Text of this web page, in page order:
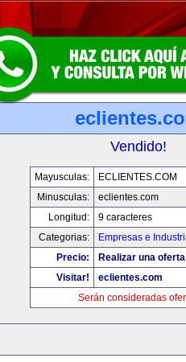
Vendido!
Mayusculas:
ECLIENTES.COM
Minusculas:
eclientes.com
Longitud:
9 caracteres
Categorias:
Empresas e
Precio:
Realizar una
Visitar!
eclientes.com
Serán consideradas